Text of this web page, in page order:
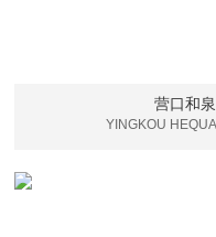
营口和
YINGKOU